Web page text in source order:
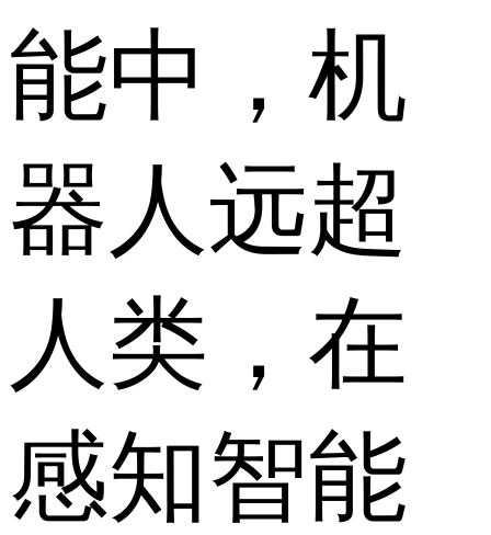
能中，机
器人远超
人类，在
感知智能